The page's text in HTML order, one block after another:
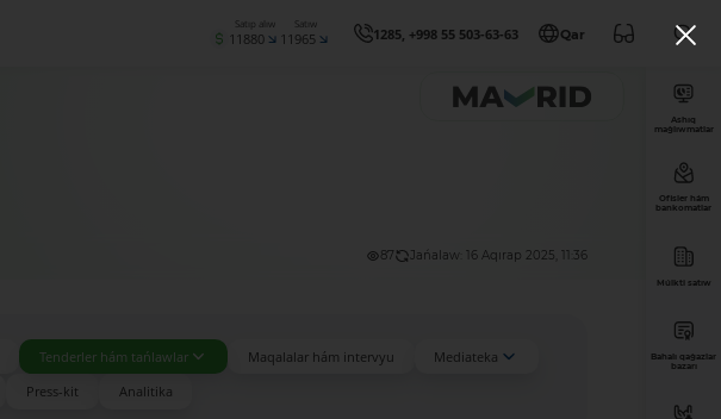
Satıp alıw
11880
Satıw
11965 1285, +998 55 503-63-63 Qar
87 Jańalaw: 16 Aqırap 2025, 11:36
Tenderler hám tańlawlar Maqalalar hám intervyu
Mediateka
Press-kit Analitika
Ashıq
maǵlıwmatlar
Ofisler hám
bankomatlar
Múlkti satıw
Bahalı qaǵazlar
bazarı